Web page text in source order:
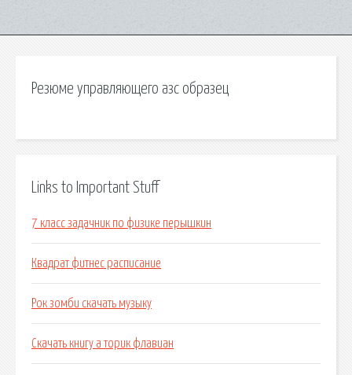
Резюме управляющего азс образец
Links to Important Stuff
7 класс задачник по физике перышкин
Квадрат фитнес расписание
Рок зомби скачать музыку
Скачать книгу а торик флавиан